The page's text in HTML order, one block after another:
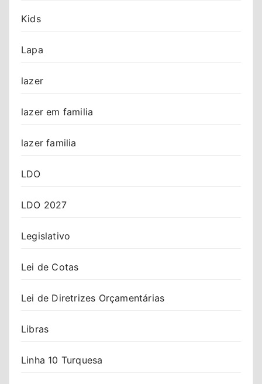
Kids
Lapa
lazer
lazer em familia
lazer familia
LDO
LDO 2027
Legislativo
Lei de Cotas
Lei de Diretrizes Orçamentárias
Libras
Linha 10 Turquesa